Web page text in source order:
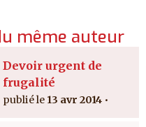
même auteur
Devoir urgent de
frugalité
13 avr 2014